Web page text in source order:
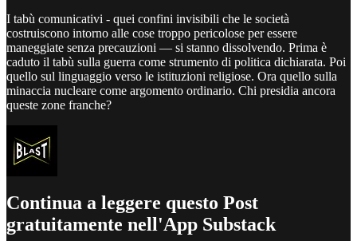
I tabù comunicativi - quei confini invisibili che le società
costruiscono intorno alle cose troppo pericolose per essere
maneggiate senza precauzioni — si stanno dissolvendo. Prima è
caduto il tabù sulla guerra come strumento di politica dichiarata. Poi
quello sul linguaggio verso le istituzioni religiose. Ora quello sulla
minaccia nucleare come argomento ordinario. Chi presidia ancora
queste zone franche?
Continua a leggere questo Post
gratuitamente nell'App Substack